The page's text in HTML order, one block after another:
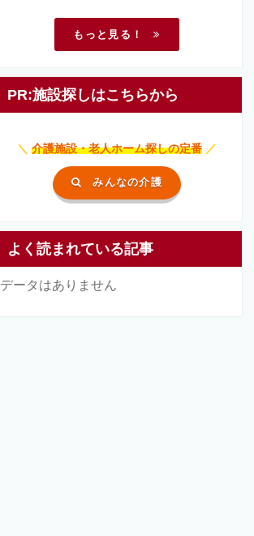
もっと見る！
PR:施設探しはこちらから
＼ 介護施設・老人ホーム探しの定番 ／
みんなの介護
よく読まれている記事
データはありません